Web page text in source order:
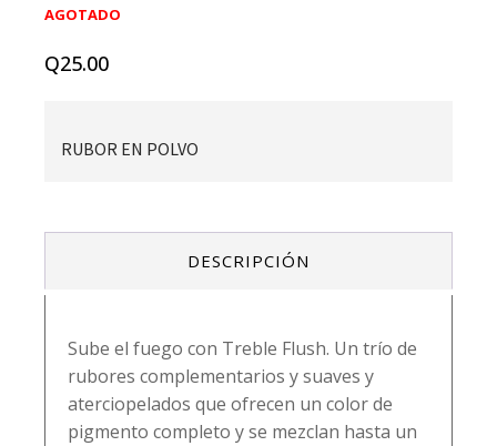
AGOTADO
Q25.00
RUBOR EN POLVO
DESCRIPCIÓN
Sube el fuego con Treble Flush. Un trío de
rubores complementarios y suaves y
aterciopelados que ofrecen un color de
pigmento completo y se mezclan hasta un